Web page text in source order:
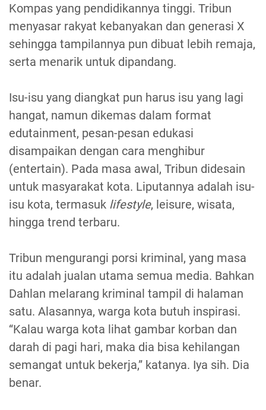
Kompas yang pendidikannya tinggi. Tribun
menyasar rakyat kebanyakan dan generasi X
sehingga tampilannya pun dibuat lebih remaja,
serta menarik untuk dipandang.
Isu-isu yang diangkat pun harus isu yang lagi
hangat, namun dikemas dalam format
edutainment, pesan-pesan edukasi
disampaikan dengan cara menghibur
(entertain). Pada masa awal, Tribun didesain
untuk masyarakat kota. Liputannya adalah isu-
isu kota, termasuk lifestyle, leisure, wisata,
hingga trend terbaru.
Tribun mengurangi porsi kriminal, yang masa
itu adalah jualan utama semua media. Bahkan
Dahlan melarang kriminal tampil di halaman
satu. Alasannya, warga kota butuh inspirasi.
“Kalau warga kota lihat gambar korban dan
darah di pagi hari, maka dia bisa kehilangan
semangat untuk bekerja,” katanya. Iya sih. Dia
benar.